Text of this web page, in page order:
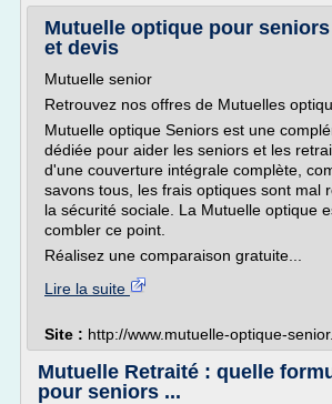
Mutuelle optique pour
et devis
Mutuelle senior
Retrouvez nos offres de Mutuelles
Mutuelle optique Seniors est une
dédiée pour aider les seniors et les
d'une couverture intégrale complète,
savons tous, les frais optiques sont mal
la sécurité sociale. La Mutuelle optique
combler ce point.
Réalisez une comparaison gratuite...
Lire la suite
Site : http://www.mutuelle-optique-
Mutuelle Retraité : quelle
pour seniors ...